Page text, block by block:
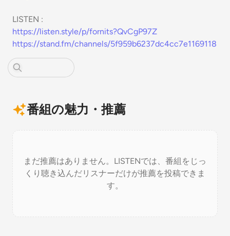
LISTEN :
https://listen.style/p/fornits?QvCgP97Z
https://stand.fm/channels/5f959b6237dc4cc7e1169118
番組の魅力・推薦
まだ推薦はありません。LISTENでは、番組をじっ
くり聴き込んだリスナーだけが推薦を投稿できま
す。